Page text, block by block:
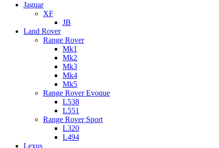
Jaguar
XF
JB
Land Rover
Range Rover
Mk1
Mk2
Mk3
Mk4
Mk5
Range Rover Evoque
L538
L551
Range Rover Sport
L320
L494
Lexus